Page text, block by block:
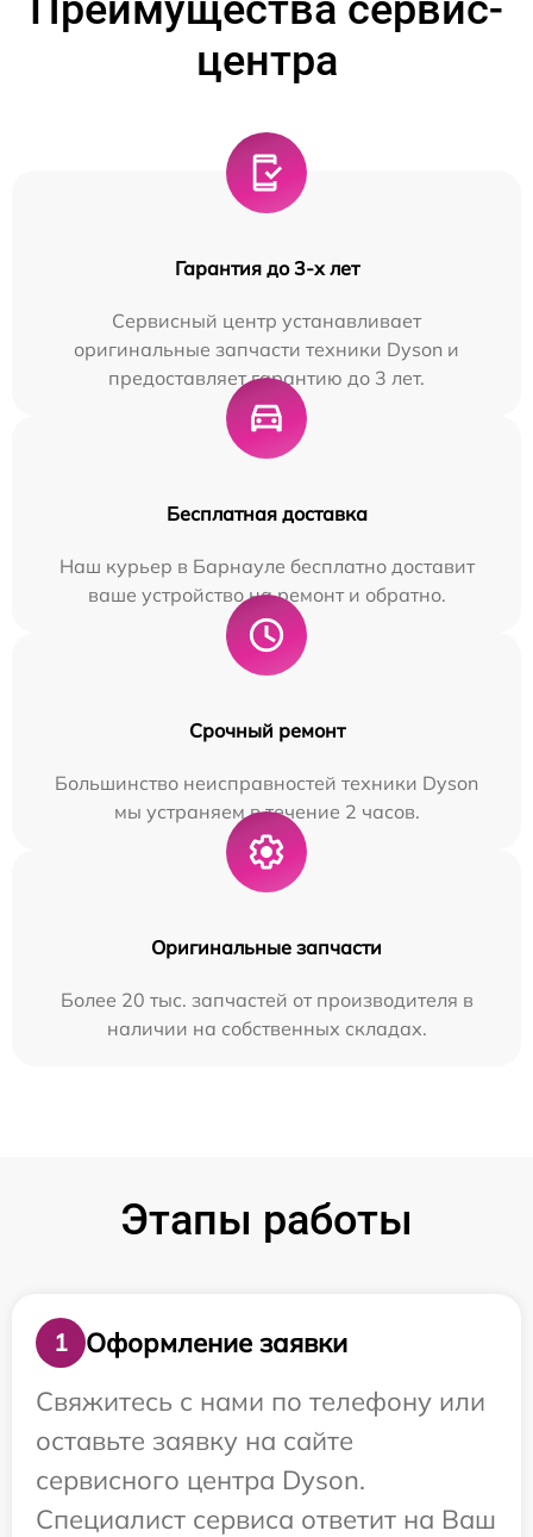
центра
Гарантия до 3-х лет
Сервисный центр устанавливает
оригинальные запчасти техники Dyson и
предоставляет гарантию до 3 лет.
Бесплатная доставка
Наш курьер в Барнауле бесплатно доставит
ваше устройство на ремонт и обратно.
Срочный ремонт
Большинство неисправностей техники Dyson
мы устраняем в течение 2 часов.
Оригинальные запчасти
Более 20 тыс. запчастей от производителя в
наличии на собственных складах.
Этапы работы
1
Оформление заявки
Свяжитесь с нами по телефону или
оставьте заявку на сайте
сервисного центра Dyson.
Специалист сервиса ответит на Ваш